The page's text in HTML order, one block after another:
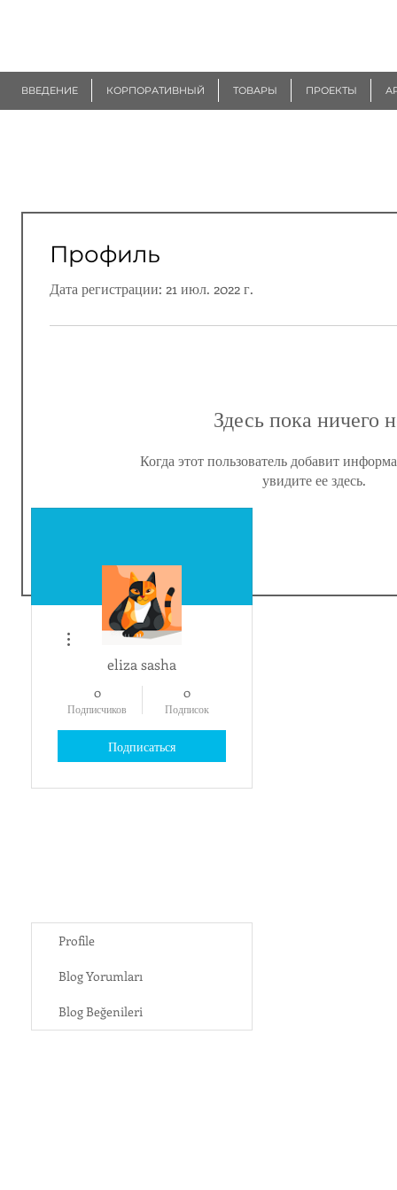
Профиль
Дата регистрации: 21 июл. 2022 г.
Здесь пока ничего
Когда этот пользователь добавит
увидите ее здесь.
eliza sasha
0
Подписчиков
0
Подписок
Подписаться
Другие действия
Profile
Blog Yorumları
Blog Beğenileri
ВВЕДЕНИЕ КОРПОРАТИВНЫЙ ТОВАРЫ ПРОЕКТЫ